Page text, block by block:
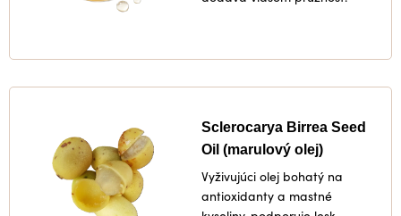
Sclerocarya Birrea Seed
Oil (marulový olej)
Vyživujúci olej bohatý na
antioxidanty a mastné